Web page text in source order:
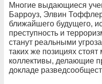
Многие выдающиеся
Барроуз, Элвин
ближайшего будущего,
преступность и
станут реальными
таких же позициях
коллективы, делающие
докладе